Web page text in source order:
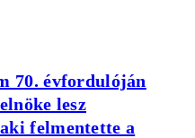
70. évfordulóján
lesz
felmentette a